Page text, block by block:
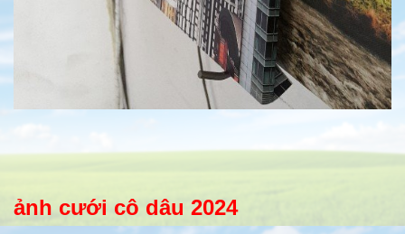
ảnh cưới cô dâu 2024